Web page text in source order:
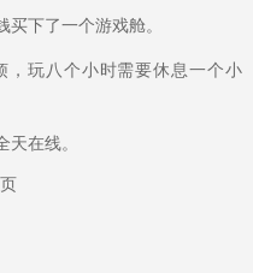
下了一个游戏舱。
，玩八个小时需要休息一个小
在线。